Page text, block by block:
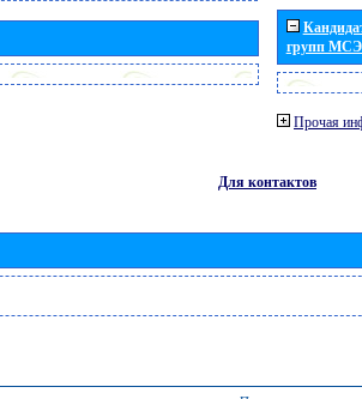
групп
Прочая
Для контактов